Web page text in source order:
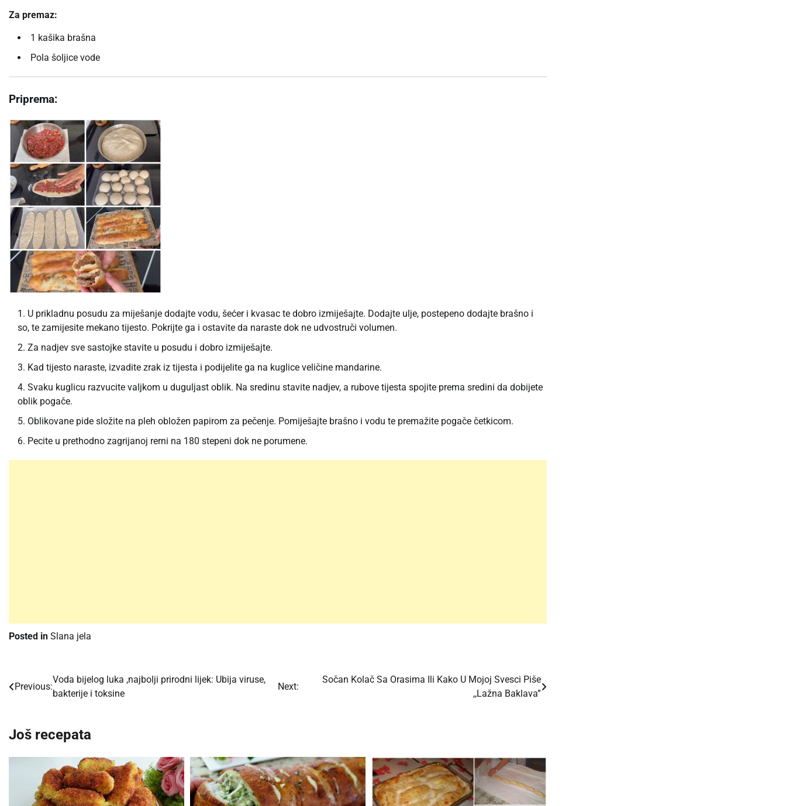
Za premaz:
1 kašika brašna
Pola šoljice vode
Priprema:
U prikladnu posudu za miješanje dodajte vodu, šećer i kvasac te dobro izmiješajte. Dodajte ulje, postepeno dodajte brašno i
so, te zamijesite mekano tijesto. Pokrijte ga i ostavite da naraste dok ne udvostruči volumen.
Za nadjev sve sastojke stavite u posudu i dobro izmiješajte.
Kad tijesto naraste, izvadite zrak iz tijesta i podijelite ga na kuglice veličine mandarine.
Svaku kuglicu razvucite valjkom u duguljast oblik. Na sredinu stavite nadjev, a rubove tijesta spojite prema sredini da dobijete
oblik pogače.
Oblikovane pide složite na pleh obložen papirom za pečenje. Pomiješajte brašno i vodu te premažite pogače četkicom.
Pecite u prethodno zagrijanoj rerni na 180 stepeni dok ne porumene.
Posted in Slana jela
Post
Previous:
Voda bijelog luka ,najbolji prirodni lijek: Ubija viruse,
bakterije i toksine
Next:
Sočan Kolač Sa Orasima Ili Kako U Mojoj Svesci Piše
,,Lažna Baklava”
Još recepata